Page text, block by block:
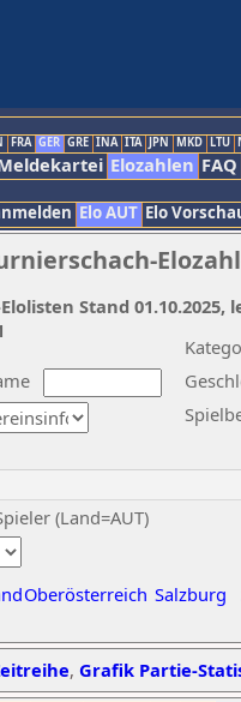
FRA GER GRE INA ITA JPN MKD LTU
Elozahlen FAQ
Elo AUT Elo
(Land=AUT)
Oberösterreich Salzburg
Elolisten Stand
, Grafik Partie-